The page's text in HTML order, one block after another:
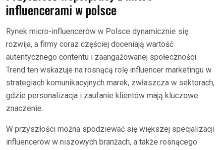
influencerami w polsce
Rynek micro-influencerów w Polsce dynamicznie się
rozwija, a firmy coraz częściej doceniają wartość
autentycznego contentu i zaangażowanej społeczności.
Trend ten wskazuje na rosnącą rolę influencer marketingu w
strategiach komunikacyjnych marek, zwłaszcza w sektorach,
gdzie personalizacja i zaufanie klientów mają kluczowe
znaczenie.
W przyszłości można spodziewać się większej specjalizacji
influencerów w niszowych branżach, a także rosnącego